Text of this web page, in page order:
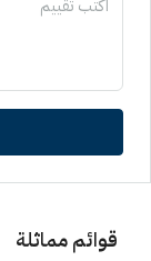
قوائم مماثلة